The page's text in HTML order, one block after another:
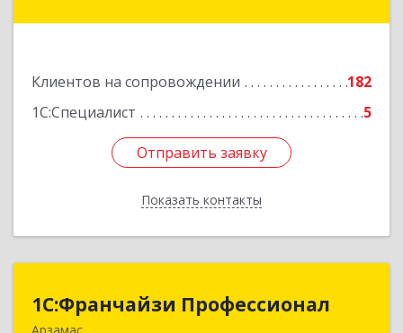
Клиентов на сопровождении
182
1С:Специалист
5
Отправить заявку
Показать контакты
Отправить заявку
Назад
1С:Франчайзи Профессионал
Арзамас
1С:Франчайзи Профессионал